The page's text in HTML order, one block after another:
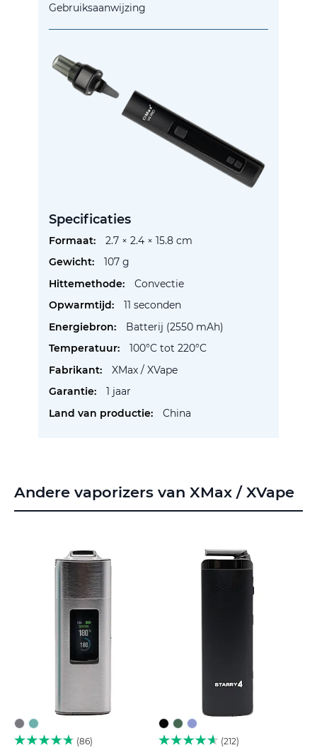
Gebruiksaanwijzing
Specificaties
Meer
2.7 × 2.4 × 15.8 cm
107 g
Convectie
11 seconden
Batterij (2550 mAh)
100°C tot 220°C
XMax / XVape
1 jaar
China
Andere vaporizers van XMax / XVape
86 212